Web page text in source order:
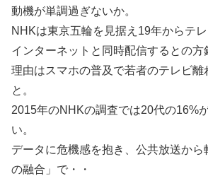
動機が単調過ぎないか。
NHKは東京五輪を見据え19年からテ
インターネットと同時配信するとの方
理由はスマホの普及で若者のテレビ離
と。
2015年のNHKの調査では20代の16%
い。
データに危機感を抱き、公共放送か
の融合」で・・